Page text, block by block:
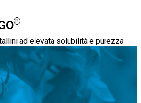
®
ad elevata solubilità e purezza